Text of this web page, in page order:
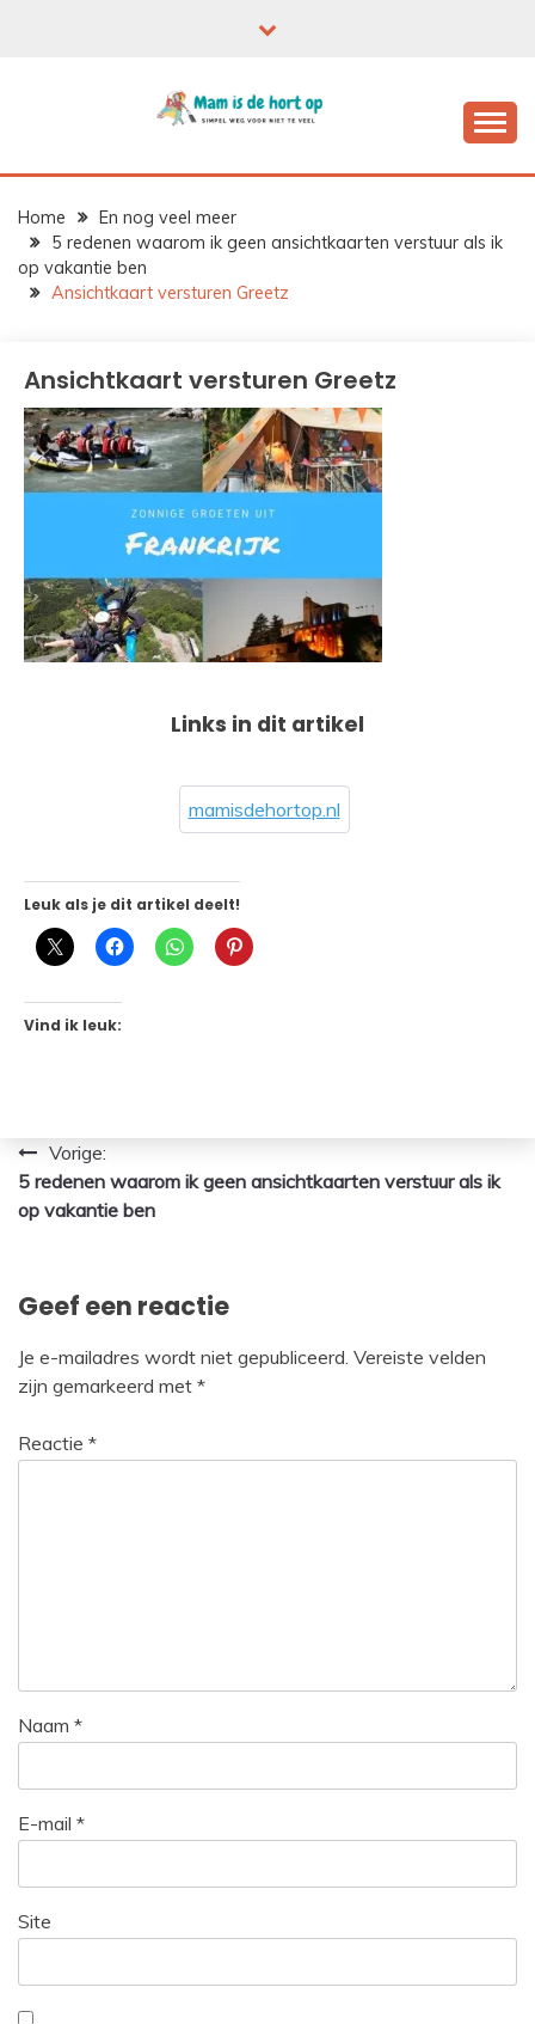
Home
En nog veel meer
5 redenen waarom ik geen ansichtkaarten verstuur als ik
op vakantie ben
Ansichtkaart versturen Greetz
Ansichtkaart versturen Greetz
Links in dit artikel
mamisdehortop.nl
Leuk als je dit artikel deelt!
Vind ik leuk:
Bericht
navigatie
Vorige:
5 redenen waarom ik geen ansichtkaarten verstuur als ik
op vakantie ben
Geef een reactie
Je e-mailadres wordt niet gepubliceerd. Vereiste velden
zijn gemarkeerd met *
Reactie *
Naam *
E-mail *
Site